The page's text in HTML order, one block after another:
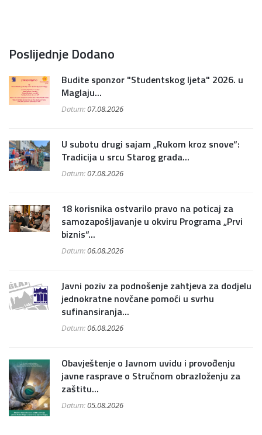
Poslijednje Dodano
Budite sponzor "Studentskog ljeta" 2026. u
Maglaju...
Datum:07.08.2026
U subotu drugi sajam „Rukom kroz snove“:
Tradicija u srcu Starog grada...
Datum:07.08.2026
18 korisnika ostvarilo pravo na poticaj za
samozapošljavanje u okviru Programa „Prvi
biznis“...
Datum:06.08.2026
Javni poziv za podnošenje zahtjeva za dodjelu
jednokratne novčane pomoći u svrhu
sufinansiranja...
Datum:06.08.2026
Obavještenje o Javnom uvidu i provođenju
javne rasprave o Stručnom obrazloženju za
zaštitu...
Datum:05.08.2026